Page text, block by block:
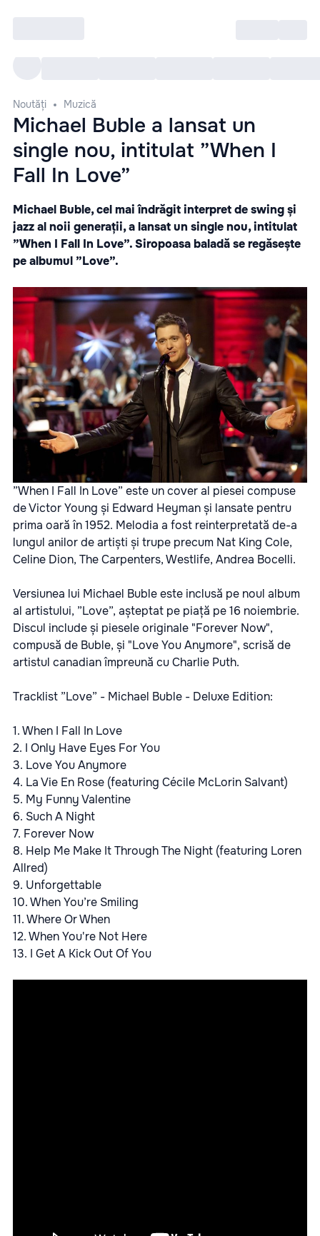
Noutăți Muzică
Michael Buble a lansat un
single nou, intitulat ”When I
Fall In Love”
Michael Buble, cel mai îndrăgit interpret de swing și
jazz al noii generații, a lansat un single nou, intitulat
”When I Fall In Love”. Siropoasa baladă se regăsește
pe albumul ”Love”.
”When I Fall In Love” este un cover al piesei compuse
de Victor Young și Edward Heyman și lansate pentru
prima oară în 1952. Melodia a fost reinterpretată de-a
lungul anilor de artiști și trupe precum Nat King Cole,
Celine Dion, The Carpenters, Westlife, Andrea Bocelli.
Versiunea lui Michael Buble este inclusă pe noul album
al artistului, ”Love”, așteptat pe piață pe 16 noiembrie.
Discul include și piesele originale "Forever Now",
compusă de Buble, și "Love You Anymore", scrisă de
artistul canadian împreună cu Charlie Puth.
Tracklist ”Love” - Michael Buble - Deluxe Edition:
1. When I Fall In Love
2. I Only Have Eyes For You
3. Love You Anymore
4. La Vie En Rose (featuring Cécile McLorin Salvant)
5. My Funny Valentine
6. Such A Night
7. Forever Now
8. Help Me Make It Through The Night (featuring Loren
Allred)
9. Unforgettable
10. When You’re Smiling
11. Where Or When
12. When You're Not Here
13. I Get A Kick Out Of You